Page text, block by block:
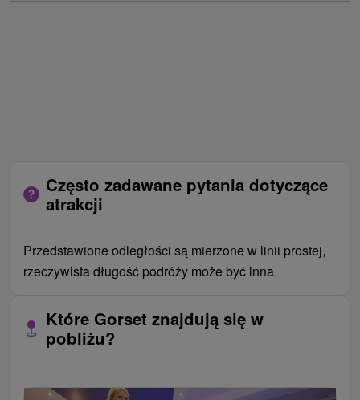
Często zadawane pytania dotyczące
atrakcji
Przedstawione odległości są mierzone w linii prostej,
rzeczywista długość podróży może być inna.
Które Gorset znajdują się w
pobliżu?